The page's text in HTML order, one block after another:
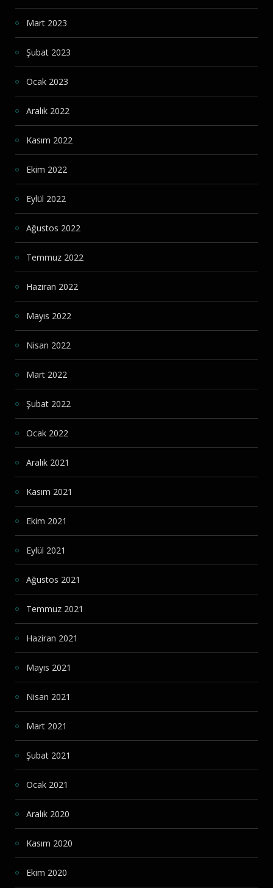
Mart 2023
Şubat 2023
Ocak 2023
Aralık 2022
Kasım 2022
Ekim 2022
Eylül 2022
Ağustos 2022
Temmuz 2022
Haziran 2022
Mayıs 2022
Nisan 2022
Mart 2022
Şubat 2022
Ocak 2022
Aralık 2021
Kasım 2021
Ekim 2021
Eylül 2021
Ağustos 2021
Temmuz 2021
Haziran 2021
Mayıs 2021
Nisan 2021
Mart 2021
Şubat 2021
Ocak 2021
Aralık 2020
Kasım 2020
Ekim 2020